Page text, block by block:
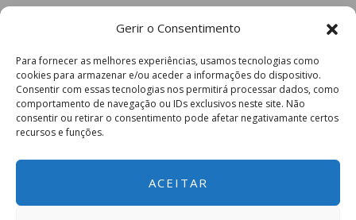
Gerir o Consentimento
Para fornecer as melhores experiências, usamos tecnologias como
cookies para armazenar e/ou aceder a informações do dispositivo.
Consentir com essas tecnologias nos permitirá processar dados, como
comportamento de navegação ou IDs exclusivos neste site. Não
consentir ou retirar o consentimento pode afetar negativamante certos
recursos e funções.
ACEITAR